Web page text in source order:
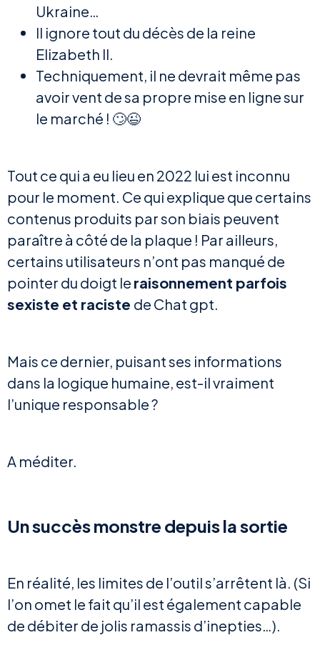
Ukraine…
Il ignore tout du décès de la reine
Elizabeth II.
Techniquement, il ne devrait même pas
avoir vent de sa propre mise en ligne sur
le marché ! 🙄😉
Tout ce qui a eu lieu en 2022 lui est inconnu
pour le moment. Ce qui explique que certains
contenus produits par son biais peuvent
paraître à côté de la plaque ! Par ailleurs,
certains utilisateurs n’ont pas manqué de
pointer du doigt le raisonnement parfois
sexiste et raciste de Chat gpt.
Mais ce dernier, puisant ses informations
dans la logique humaine, est-il vraiment
l’unique responsable ?
A méditer.
Un succès monstre depuis la sortie
En réalité, les limites de l’outil s’arrêtent là. (Si
l’on omet le fait qu’il est également capable
de débiter de jolis ramassis d’inepties…).